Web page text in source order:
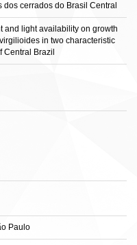
cerrados do Brasil Central
and light availability on growth
in two characteristic
Brazil
Paulo